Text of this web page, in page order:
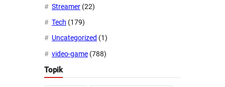
Streamer (22)
Tech (179)
Uncategorized (1)
video-game (788)
Topik